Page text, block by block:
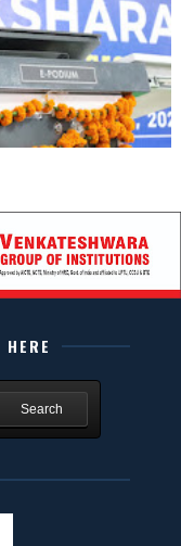
Search